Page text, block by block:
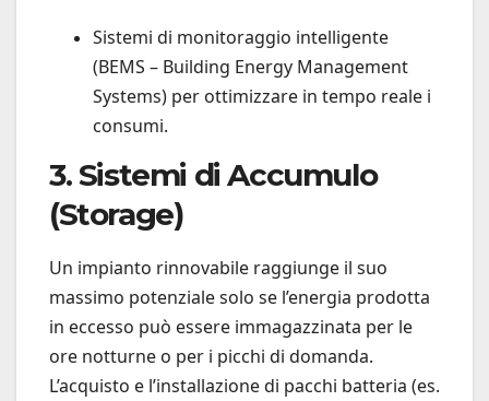
Sistemi di monitoraggio intelligente
(BEMS – Building Energy Management
Systems) per ottimizzare in tempo reale i
consumi.
3. Sistemi di Accumulo
(Storage)
Un impianto rinnovabile raggiunge il suo
massimo potenziale solo se l’energia prodotta
in eccesso può essere immagazzinata per le
ore notturne o per i picchi di domanda.
L’acquisto e l’installazione di pacchi batteria (es.